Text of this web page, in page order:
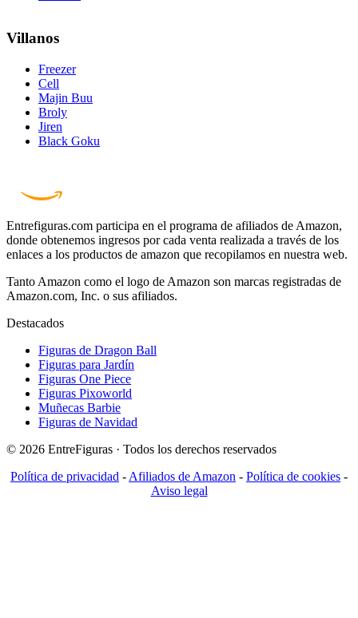
Villanos
Freezer
Cell
Majin Buu
Broly
Jiren
Black Goku
Entrefiguras.com participa en el programa de afiliados de Amazon,
donde obtenemos ingresos por cada venta realizada a través de los
enlaces a los productos de amazon que recopilamos en nuestra web.
Tanto Amazon como el logo de Amazon son marcas registradas de
Amazon.com, Inc. o sus afiliados.
Destacados
Figuras de Dragon Ball
Figuras para Jardín
Figuras One Piece
Figuras Pixoworld
Muñecas Barbie
Figuras de Navidad
© 2026 EntreFiguras · Todos los derechos reservados
Política de privacidad - Afiliados de Amazon - Política de cookies -
Aviso legal